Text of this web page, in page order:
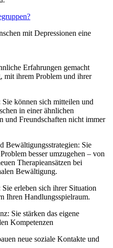
mit Depressionen eine
Erfahrungen gemacht
mit ihrem Problem und ihrer
Sie können sich mitteilen und
in einer ähnlichen
und Freundschaften nicht immer
Bewältigungsstrategien: Sie
besser umzugehen – von
Therapieansätzen bei
Bewältigung.
erleben sich ihrer Situation
Ihren Handlungsspielraum.
Sie stärken das eigene
Kompetenzen
neue soziale Kontakte und